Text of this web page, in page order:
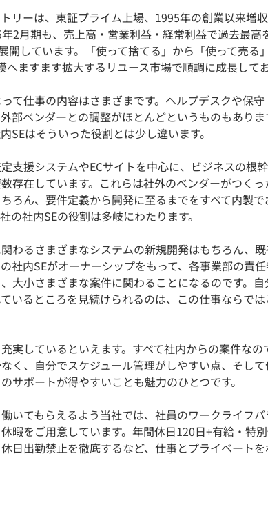
リーは、東証プライム上場、1995年の創業以来増
2月期も、売上高・営業利益・経常利益で過去最高
開しています。「使って捨てる」から「使って売る
ますます拡大するリユース市場で順調に成長してお
て仕事の内容はさまざまです。ヘルプデスクや保
部ベンダーとの調整がほとんどというものもありま
SEはそういった役割とは少し違います。
支援システムやECサイトを中心に、ビジネスの根
存在しています。これらは社外のベンダーがつくっ
ろん、要件定義から開発に至るまでをすべて内製で
の社内SEの役割は多岐にわたります。
わるさまざまなシステムの新規開発はもちろん、
社内SEがオーナーシップをもって、各事業部の責
大小さまざまな案件に関わることになるのです。
いるところを見続けられるのは、この仕事ならでは
実しているといえます。すべて社内からの案件なの
く、自分でスケジュール管理がしやすい点、そして
サポートが得やすいことも魅力のひとつです。
いてもらえるよう当社では、社員のワークライフ
暇をご用意しています。年間休日120日+有給・特
日出勤禁止を徹底するなど、仕事とプライベート